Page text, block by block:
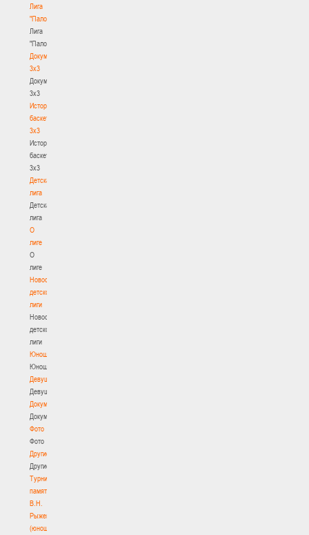
Лига
"Палова"
Лига
"Палова"
Документы
3х3
Документы
3х3
История
баскетбола
3х3
История
баскетбола
3х3
Детская
лига
Детская
лига
О
лиге
О
лиге
Новости
детской
лиги
Новости
детской
лиги
Юноши
Юноши
Девушки
Девушки
Документы
Документы
Фото
Фото
Другие
Другие
Турнир
памяти
В.Н.
Рыженкова
(юноши)